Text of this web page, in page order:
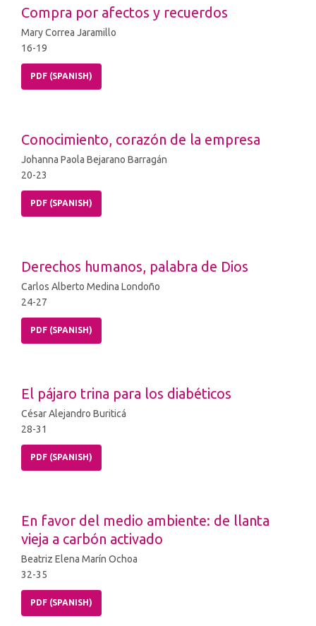
Compra por afectos y recuerdos
Mary Correa Jaramillo
16-19
PDF (SPANISH)
Conocimiento, corazón de la empresa
Johanna Paola Bejarano Barragán
20-23
PDF (SPANISH)
Derechos humanos, palabra de Dios
Carlos Alberto Medina Londoño
24-27
PDF (SPANISH)
El pájaro trina para los diabéticos
César Alejandro Buriticá
28-31
PDF (SPANISH)
En favor del medio ambiente: de llanta
vieja a carbón activado
Beatriz Elena Marín Ochoa
32-35
PDF (SPANISH)